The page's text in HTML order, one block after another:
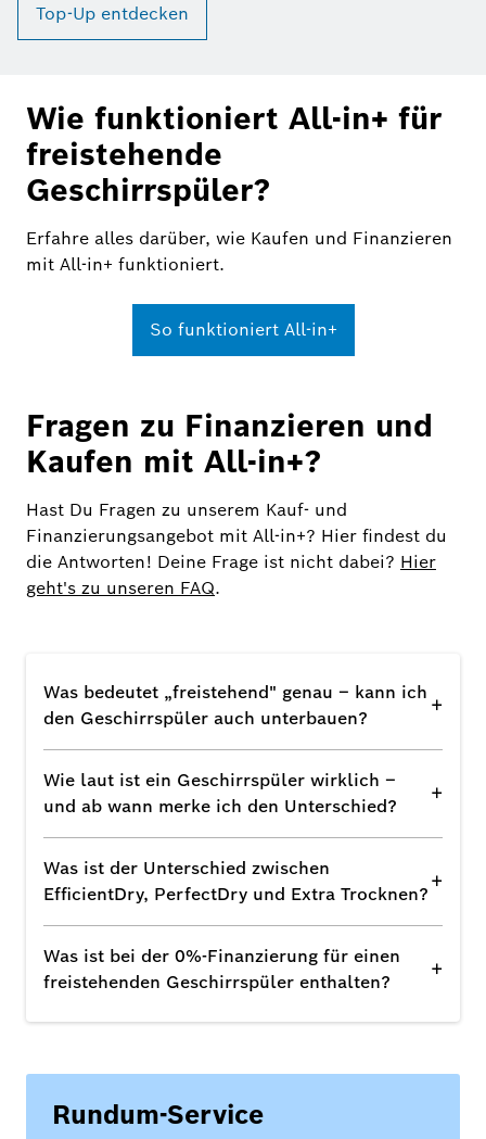
Top-Up entdecken
Wie funktioniert All-in+ für
freistehende
Geschirrspüler?
Erfahre alles darüber, wie Kaufen und Finanzieren
mit All-in+ funktioniert.
So funktioniert All-in+
Fragen zu Finanzieren und
Kaufen mit All-in+?
Hast Du Fragen zu unserem Kauf- und
Finanzierungsangebot mit All-in+? Hier findest du
die Antworten! Deine Frage ist nicht dabei? Hier
geht's zu unseren FAQ.
Was bedeutet „freistehend" genau – kann ich
den Geschirrspüler auch unterbauen?
+
Wie laut ist ein Geschirrspüler wirklich –
und ab wann merke ich den Unterschied?
+
Was ist der Unterschied zwischen
EfficientDry, PerfectDry und Extra Trocknen?+
Was ist bei der 0%-Finanzierung für einen
freistehenden Geschirrspüler enthalten?
+
Rundum-Service